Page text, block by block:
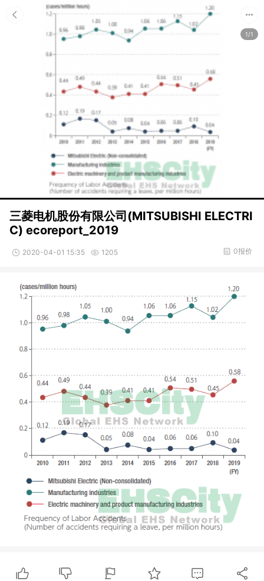
1/1
三菱电机股份有限公司(MITSUBISHI ELECTRI
C) ecoreport_2019
2020-04-01 15:35 1205 0报价